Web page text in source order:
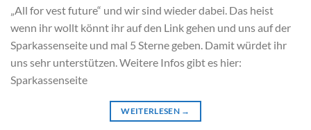
„All for vest future“ und wir sind wieder dabei. Das heist
wenn ihr wollt könnt ihr auf den Link gehen und uns auf der
Sparkassenseite und mal 5 Sterne geben. Damit würdet ihr
uns sehr unterstützen. Weitere Infos gibt es hier:
Sparkassenseite
WEITERLESEN →